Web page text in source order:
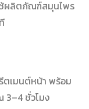
ช้ผลิตภัณฑ์สมุนไพร
ตเมนต์หน้า พร้อม
3–4 ชั่วโมง